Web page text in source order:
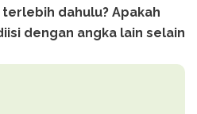
dahulu? Apakah
dengan angka lain selain